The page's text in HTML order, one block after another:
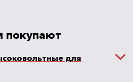
покупают
для